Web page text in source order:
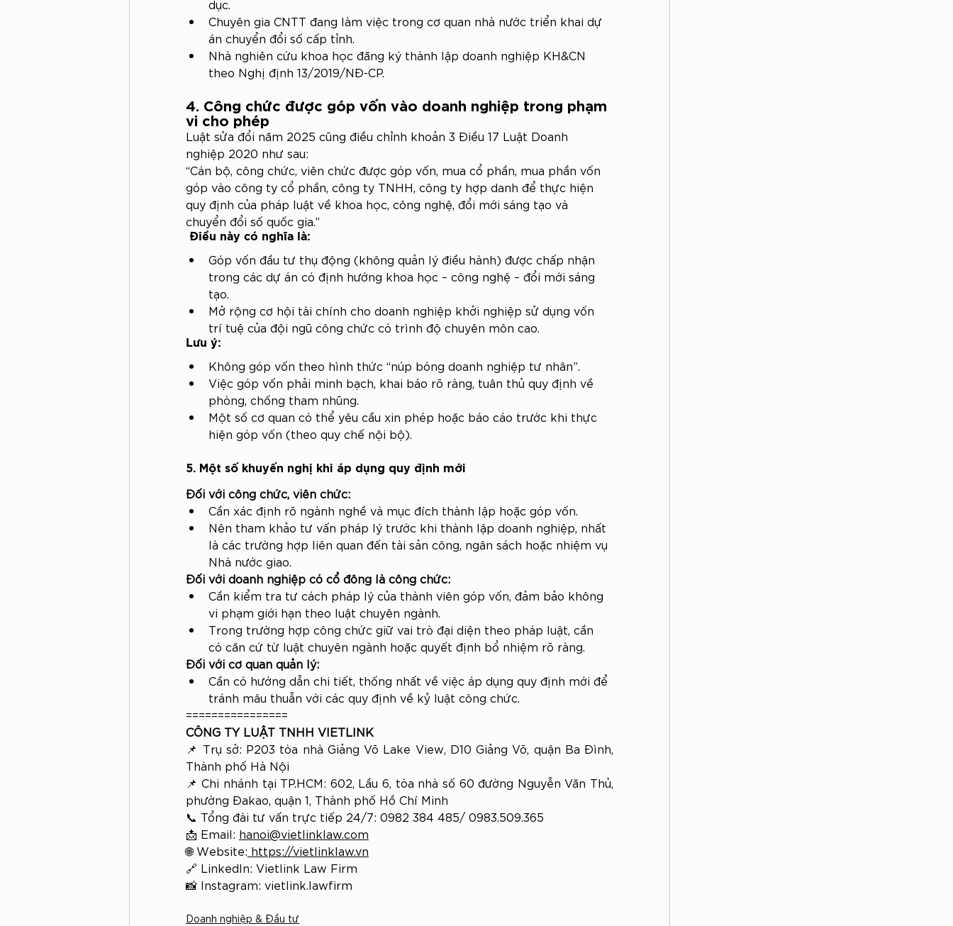
dục.
Chuyên gia CNTT đang làm việc trong cơ quan nhà nước triển khai dự
án chuyển đổi số cấp tỉnh.
Nhà nghiên cứu khoa học đăng ký thành lập doanh nghiệp KH&CN
theo Nghị định 13/2019/NĐ-CP.
4. Công chức được góp vốn vào doanh nghiệp trong phạm
vi cho phép
Luật sửa đổi năm 2025 cũng điều chỉnh khoản 3 Điều 17 Luật Doanh
nghiệp 2020 như sau:
“Cán bộ, công chức, viên chức được góp vốn, mua cổ phần, mua phần vốn
góp vào công ty cổ phần, công ty TNHH, công ty hợp danh để thực hiện
quy định của pháp luật về khoa học, công nghệ, đổi mới sáng tạo và
chuyển đổi số quốc gia.”
Điều này có nghĩa là:
Góp vốn đầu tư thụ động (không quản lý điều hành) được chấp nhận
trong các dự án có định hướng khoa học – công nghệ – đổi mới sáng
tạo.
Mở rộng cơ hội tài chính cho doanh nghiệp khởi nghiệp sử dụng vốn
trí tuệ của đội ngũ công chức có trình độ chuyên môn cao.
Lưu ý:
Không góp vốn theo hình thức “núp bóng doanh nghiệp tư nhân”.
Việc góp vốn phải minh bạch, khai báo rõ ràng, tuân thủ quy định về
phòng, chống tham nhũng.
Một số cơ quan có thể yêu cầu xin phép hoặc báo cáo trước khi thực
hiện góp vốn (theo quy chế nội bộ).
5. Một số khuyến nghị khi áp dụng quy định mới
Đối với công chức, viên chức:
Cần xác định rõ ngành nghề và mục đích thành lập hoặc góp vốn.
Nên tham khảo tư vấn pháp lý trước khi thành lập doanh nghiệp, nhất
là các trường hợp liên quan đến tài sản công, ngân sách hoặc nhiệm vụ
Nhà nước giao.
Đối với doanh nghiệp có cổ đông là công chức:
Cần kiểm tra tư cách pháp lý của thành viên góp vốn, đảm bảo không
vi phạm giới hạn theo luật chuyên ngành.
Trong trường hợp công chức giữ vai trò đại diện theo pháp luật, cần
có căn cứ từ luật chuyên ngành hoặc quyết định bổ nhiệm rõ ràng.
Đối với cơ quan quản lý:
Cần có hướng dẫn chi tiết, thống nhất về việc áp dụng quy định mới để
tránh mâu thuẫn với các quy định về kỷ luật công chức.
================
CÔNG TY LUẬT TNHH VIETLINK
📌 Trụ sở: P203 tòa nhà Giảng Võ Lake View, D10 Giảng Võ, quận Ba Đình,
Thành phố Hà Nội
📌 Chi nhánh tại TP.HCM: 602, Lầu 6, tòa nhà số 60 đường Nguyễn Văn Thủ,
phường Đakao, quận 1, Thành phố Hồ Chí Minh
📞 Tổng đài tư vấn trực tiếp 24/7: 0982 384 485/ 0983.509.365
📩 Email: hanoi@vietlinklaw.com
🌐 Website: https://vietlinklaw.vn
🔗 LinkedIn: Vietlink Law Firm
📸 Instagram: vietlink.lawfirm
Doanh nghiệp & Đầu tư